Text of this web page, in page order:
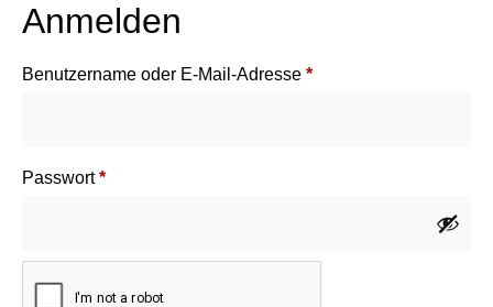
Anmelden
Benutzername oder E-Mail-Adresse *
Passwort*